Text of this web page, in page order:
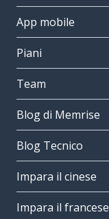
App mobile
Piani
Team
Blog di Memrise
Blog Tecnico
Impara il cinese
Impara il francese